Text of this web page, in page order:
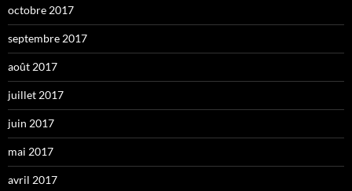
octobre 2017
septembre 2017
août 2017
juillet 2017
juin 2017
mai 2017
avril 2017